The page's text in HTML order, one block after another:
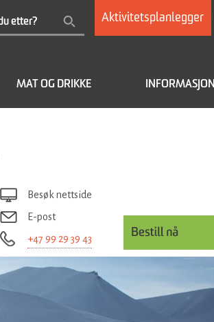
Aktivitetsplanlegger
MAT OG DRIKKE INFORMASJON
Besøk nettside
E-post
+47 99 29 39 43